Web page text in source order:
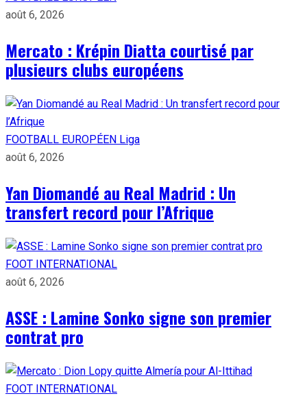
août 6, 2026
Mercato : Krépin Diatta courtisé par
plusieurs clubs européens
FOOTBALL EUROPÉEN Liga
août 6, 2026
Yan Diomandé au Real Madrid : Un
transfert record pour l’Afrique
FOOT INTERNATIONAL
août 6, 2026
ASSE : Lamine Sonko signe son premier
contrat pro
FOOT INTERNATIONAL